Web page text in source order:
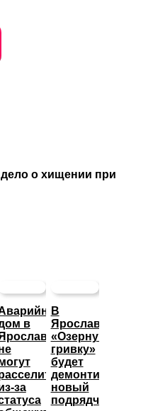
о хищении при
в
за
В
Ярославле
«Озерную
гривку»
будет
демонтировать
новый
подрядчик